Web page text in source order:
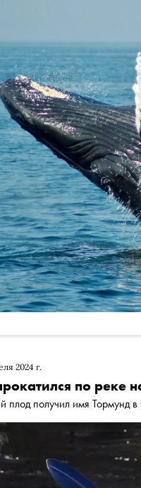
2024 г.
по реке
плод получил имя Тормунд